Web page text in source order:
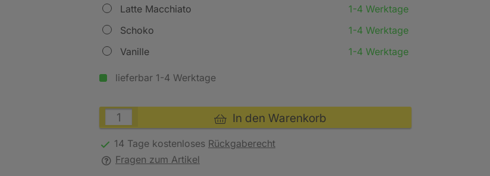
Latte Macchiato
1-4 Werktage
Schoko
1-4 Werktage
Vanille
1-4 Werktage
lieferbar 1-4 Werktage
In den Warenkorb
14 Tage kostenloses Rückgaberecht
Fragen zum Artikel